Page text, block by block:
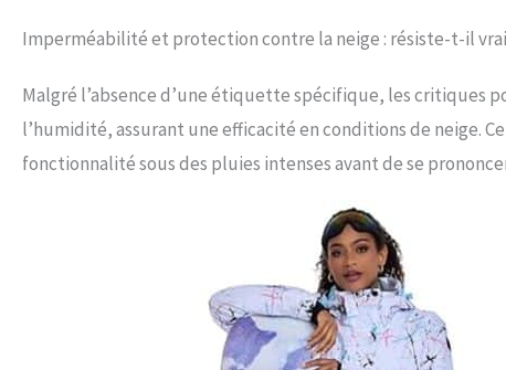
Imperméabilité et protection contre la neige : résiste-t-il
Malgré l’absence d’une étiquette spécifique, les critiques
l’humidité, assurant une efficacité en conditions de neige.
fonctionnalité sous des pluies intenses avant de se